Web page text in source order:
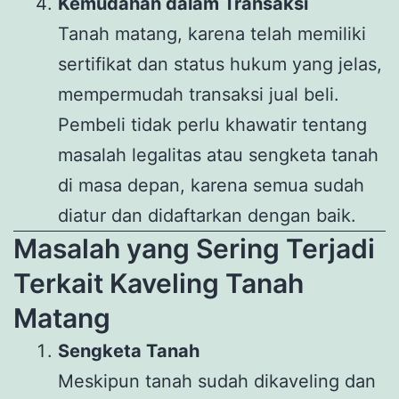
Tanah matang, karena telah memiliki
sertifikat dan status hukum yang jelas,
mempermudah transaksi jual beli.
Pembeli tidak perlu khawatir tentang
masalah legalitas atau sengketa tanah
di masa depan, karena semua sudah
diatur dan didaftarkan dengan baik.
Masalah yang Sering Terjadi
Terkait Kaveling Tanah
Matang
Sengketa Tanah
Meskipun tanah sudah dikaveling dan